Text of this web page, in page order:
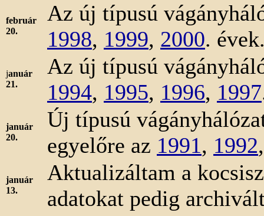
február
20.
Az új típusú
1998, 1999, 2000.
január
21.
Az új típusú
1994, 1995, 1996, 1997
január
20.
Új típusú
egyelőre az 1991, 1992
január
13.
Aktualizáltam a
adatokat pedig